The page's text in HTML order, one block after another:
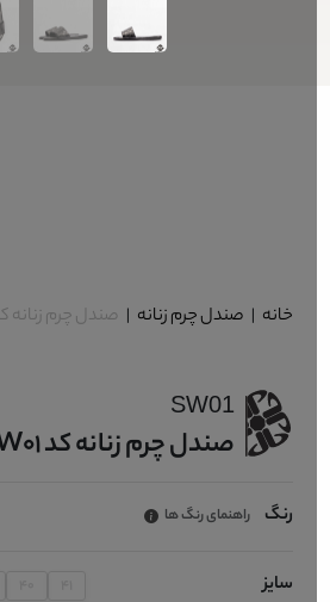
خانه | صندل چرم زنانه| صندل چرم زنانه کد SW01
SW01
صندل چرم زنانه کد SW01
رنگ راهنمای رنگ ها
سایز